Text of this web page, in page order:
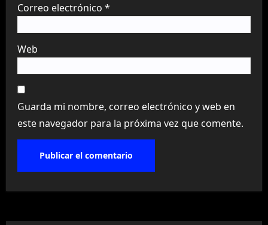
Correo electrónico *
Web
Guarda mi nombre, correo electrónico y web en
este navegador para la próxima vez que comente.